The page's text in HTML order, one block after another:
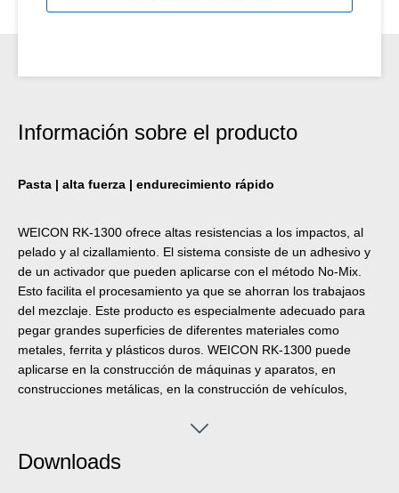
Información sobre el producto
Pasta | alta fuerza | endurecimiento rápido
WEICON RK-1300 ofrece altas resistencias a los impactos, al
pelado y al cizallamiento. El sistema consiste de un adhesivo y
de un activador que pueden aplicarse con el método No-Mix.
Esto facilita el procesamiento ya que se ahorran los trabajaos
del mezclaje. Este producto es especialmente adecuado para
pegar grandes superficies de diferentes materiales como
metales, ferrita y plásticos duros. WEICON RK-1300 puede
aplicarse en la construcción de máquinas y aparatos, en
construcciones metálicas, en la construcción de vehículos,
industria de muebles así como en una gran cantidad de otros
Downloads